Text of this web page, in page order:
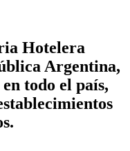
Hotelera
Argentina,
todo el país,